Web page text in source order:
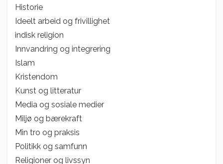
Historie
Ideelt arbeid og frivillighet
indisk religion
Innvandring og integrering
Islam
Kristendom
Kunst og litteratur
Media og sosiale medier
Miljø og bærekraft
Min tro og praksis
Politikk og samfunn
Religioner og livssyn